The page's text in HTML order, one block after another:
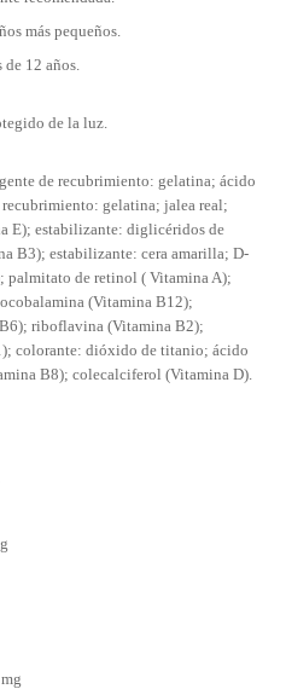
más pequeños.
12 años.
de la luz.
de recubrimiento: gelatina; ácido
gelatina; jalea real;
E); estabilizante: diglicéridos de
B3); estabilizante: cera amarilla; D-
palmitato de retinol ( Vitamina A);
(Vitamina B12);
riboflavina (Vitamina B2);
colorante: dióxido de titanio; ácido
B8); colecalciferol (Vitamina D).